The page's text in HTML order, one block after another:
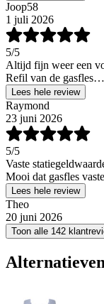
Joop58
1 juli 2026
5/5
Altijd fijn weer een
Refil van de
Lees hele review
Raymond
23 juni 2026
5/5
Vaste
Mooi dat gasfles
Lees hele review
Theo
20 juni 2026
Toon alle 142